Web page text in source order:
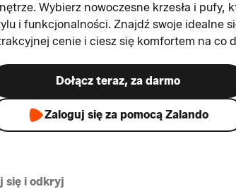
Wybierz nowoczesne krzesła i pufy,
i funkcjonalności. Znajdź swoje idealne
cenie i ciesz się komfortem na co
Dołącz teraz, za darmo
Zaloguj się za pomocą Zalando
się i odkryj